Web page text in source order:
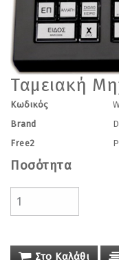
Ταμειακή
Κωδικός
Brand
Free2
Ποσότητα
Στο Καλάθι